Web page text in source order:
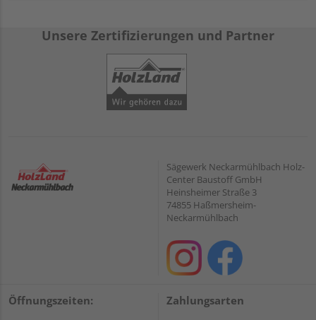
Unsere Zertifizierungen und Partner
Sägewerk Neckarmühlbach Holz-
Center Baustoff GmbH
Heinsheimer Straße 3
74855 Haßmersheim-
Neckarmühlbach
Öffnungszeiten: Zahlungsarten